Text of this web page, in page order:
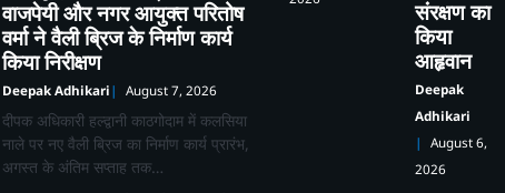
वाजपेयी और नगर आयुक्त परितोष
वर्मा ने वैली ब्रिज के निर्माण कार्य
किया निरीक्षण
Deepak Adhikari August 7, 2026
दीपक अधिकारी हल्द्वानी काठगोदाम में कलसिया
नाले पर नए वैली ब्रिज का निर्माण कार्य प्रारंभ,
अगस्त के अंतिम सप्ताह तक…
संरक्षण का
किया
आहृवान
Deepak
Adhikari
August 6,
2026